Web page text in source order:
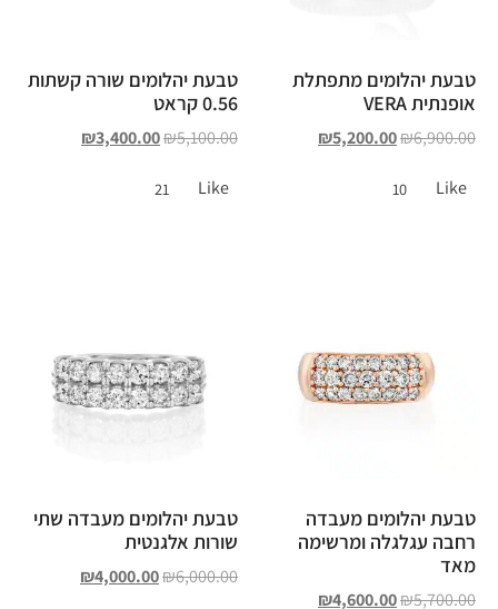
טבעת יהלומים מתפתלת
אופנתית VERA
₪6,900.00
₪5,200.00
Like
10
טבעת יהלומים שורה קשתות
0.56 קראט
₪5,100.00
₪3,400.00
Like
21
טבעת יהלומים מעבדה
רחבה עגלגלה ומרשימה
מאד
₪5,700.00
₪4,600.00
טבעת יהלומים מעבדה שתי
שורות אלגנטית
₪6,000.00
₪4,000.00